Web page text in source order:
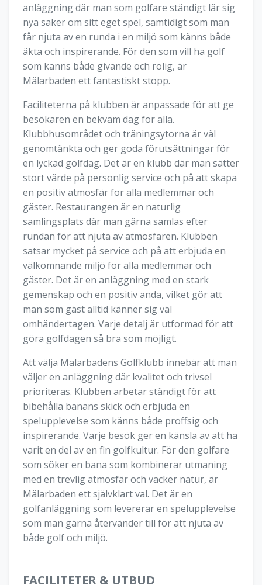
anläggning där man som golfare ständigt lär sig
nya saker om sitt eget spel, samtidigt som man
får njuta av en runda i en miljö som känns både
äkta och inspirerande. För den som vill ha golf
som känns både givande och rolig, är
Mälarbaden ett fantastiskt stopp.
Faciliteterna på klubben är anpassade för att ge
besökaren en bekväm dag för alla.
Klubbhusområdet och träningsytorna är väl
genomtänkta och ger goda förutsättningar för
en lyckad golfdag. Det är en klubb där man sätter
stort värde på personlig service och på att skapa
en positiv atmosfär för alla medlemmar och
gäster. Restaurangen är en naturlig
samlingsplats där man gärna samlas efter
rundan för att njuta av atmosfären. Klubben
satsar mycket på service och på att erbjuda en
välkomnande miljö för alla medlemmar och
gäster. Det är en anläggning med en stark
gemenskap och en positiv anda, vilket gör att
man som gäst alltid känner sig väl
omhändertagen. Varje detalj är utformad för att
göra golfdagen så bra som möjligt.
Att välja Mälarbadens Golfklubb innebär att man
väljer en anläggning där kvalitet och trivsel
prioriteras. Klubben arbetar ständigt för att
bibehålla banans skick och erbjuda en
spelupplevelse som känns både proffsig och
inspirerande. Varje besök ger en känsla av att ha
varit en del av en fin golfkultur. För den golfare
som söker en bana som kombinerar utmaning
med en trevlig atmosfär och vacker natur, är
Mälarbaden ett självklart val. Det är en
golfanläggning som levererar en spelupplevelse
som man gärna återvänder till för att njuta av
både golf och miljö.
FACILITETER & UTBUD